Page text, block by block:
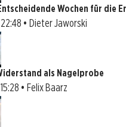
Wochen für die
• Dieter Jaworski
als Nagelprobe
• Felix Baarz